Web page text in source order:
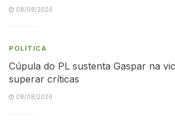
08/08/2026
POLÍTICA
Cúpula do PL sustenta Gaspar na
superar críticas
08/08/2026